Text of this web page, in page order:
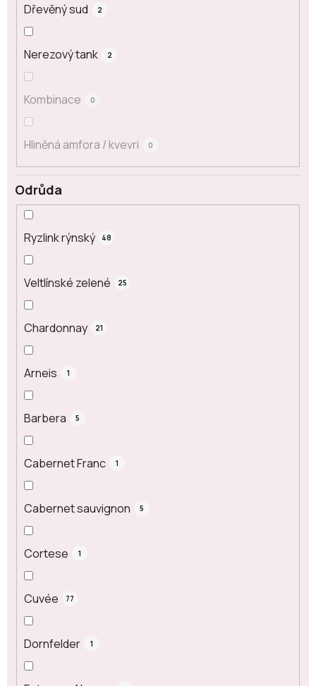
Odrůda
Ryzlink rýnský 48
Veltlínské zelené 25
Chardonnay 21
Arneis 1
Barbera 5
Cabernet Franc 1
Cabernet sauvignon 5
Cortese 1
Cuvée 77
Dornfelder 1
Dřevěný sud 2
Nerezový tank 2
Kombinace 0
Hliněná amfora / kvevri 0